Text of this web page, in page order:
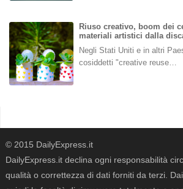
Riuso creativo, boom dei
materiali artistici dalla
Negli Stati Uniti e in altri
cosiddetti "creative reuse…
© 2015 DailyExpress.it
DailyExpress.it declina ogni responsabilità
qualità o correttezza di dati forniti da terzi.